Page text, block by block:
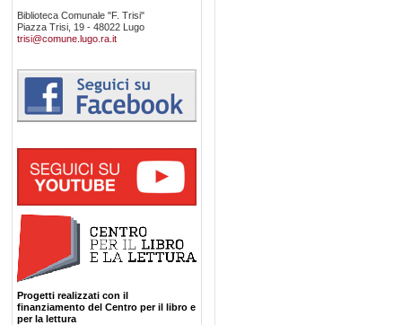
Biblioteca Comunale "F. Trisi"
Piazza Trisi, 19 - 48022 Lugo
trisi@comune.lugo.ra.it
Progetti realizzati con il
finanziamento del Centro per il libro e
per la lettura